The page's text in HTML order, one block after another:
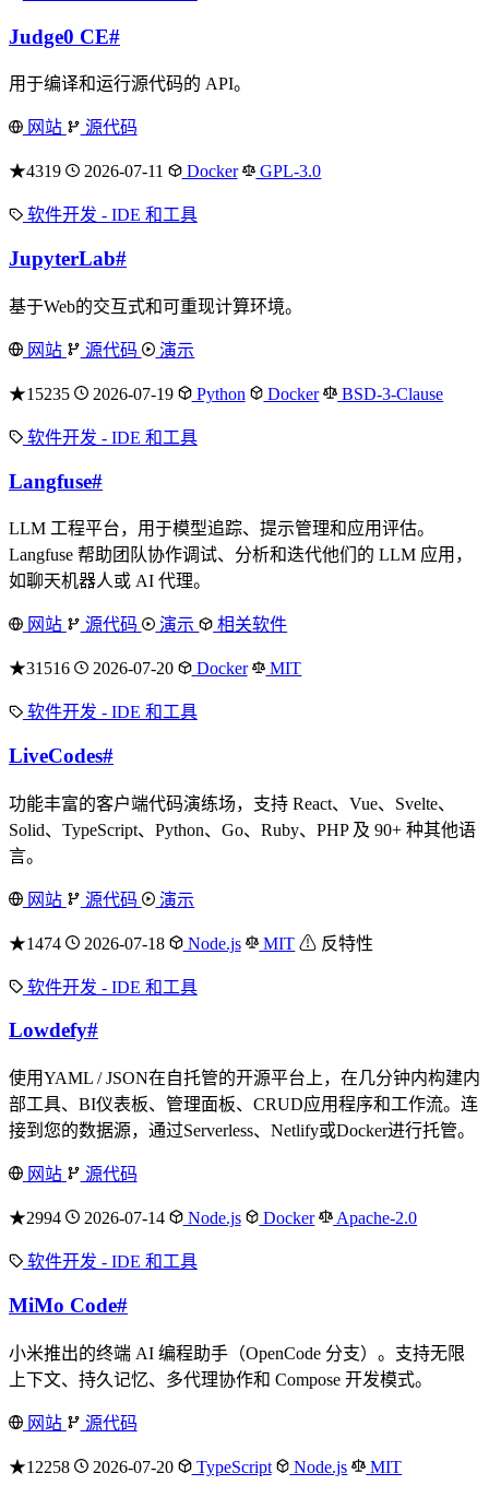
Judge0 CE#
用于编译和运行源代码的 API。
网站 源代码
★4319 2026-07-11 Docker GPL-3.0
软件开发 - IDE 和工具
JupyterLab#
基于Web的交互式和可重现计算环境。
网站 源代码 演示
★15235 2026-07-19 Python Docker BSD-3-Clause
软件开发 - IDE 和工具
Langfuse#
LLM 工程平台，用于模型追踪、提示管理和应用评估。
Langfuse 帮助团队协作调试、分析和迭代他们的 LLM 应用，
如聊天机器人或 AI 代理。
网站 源代码 演示 相关软件
★31516 2026-07-20 Docker MIT
软件开发 - IDE 和工具
LiveCodes#
功能丰富的客户端代码演练场，支持 React、Vue、Svelte、
Solid、TypeScript、Python、Go、Ruby、PHP 及 90+ 种其他语
言。
网站 源代码 演示
★1474 2026-07-18 Node.js MIT ⚠ 反特性
软件开发 - IDE 和工具
Lowdefy#
使用YAML / JSON在自托管的开源平台上，在几分钟内构建内
部工具、BI仪表板、管理面板、CRUD应用程序和工作流。连
接到您的数据源，通过Serverless、Netlify或Docker进行托管。
网站 源代码
★2994 2026-07-14 Node.js Docker Apache-2.0
软件开发 - IDE 和工具
MiMo Code#
小米推出的终端 AI 编程助手（OpenCode 分支）。支持无限
上下文、持久记忆、多代理协作和 Compose 开发模式。
网站 源代码
★12258 2026-07-20 TypeScript Node.js MIT